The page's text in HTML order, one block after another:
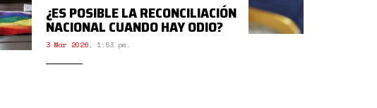
¿ES POSIBLE LA RECONCILIACIÓN
NACIONAL CUANDO HAY ODIO?
3 Mar 2026, 1:53 pm.